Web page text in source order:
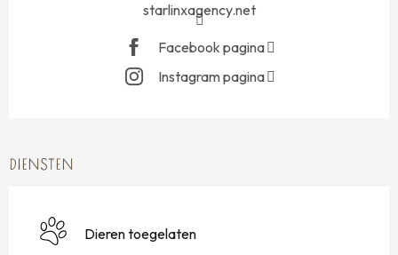
starlinxagency.net
Facebook pagina
Instagram pagina
DIENSTEN
Dieren toegelaten